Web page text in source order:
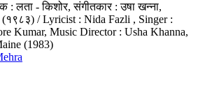
: लता - किशोर, संगीतकार : उषा खन्ना,
(१९८३) / Lyricist : Nida Fazli , Singer :
Kumar, Music Director : Usha Khanna,
(1983)